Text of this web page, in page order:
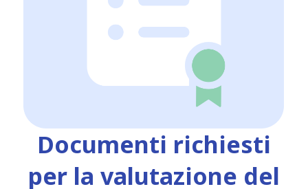
Documenti richiesti
per la valutazione del